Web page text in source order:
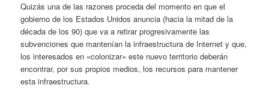
Quizás una de las razones proceda del momento en que el
gobierno de los Estados Unidos anuncia (hacia la mitad de la
década de los 90) que va a retirar progresivamente las
subvenciones que mantenían la infraestructura de Internet y que,
los interesados en «colonizar» este nuevo territorio deberán
encontrar, por sus propios medios, los recursos para mantener
esta infraestructura.